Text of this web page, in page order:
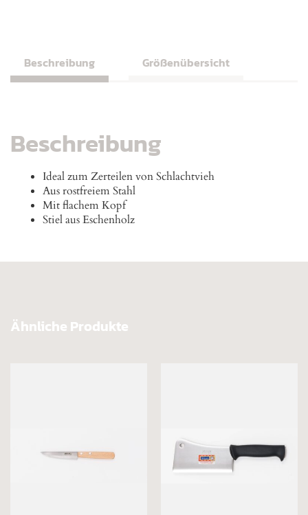
Beschreibung Größenübersicht
Beschreibung
Ideal zum Zerteilen von Schlachtvieh
Aus rostfreiem Stahl
Mit flachem Kopf
Stiel aus Eschenholz
Ähnliche Produkte